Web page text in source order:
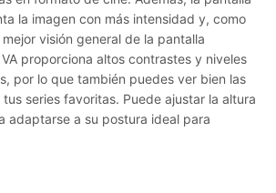
la imagen con más intensidad y, como
visión general de la pantalla
proporciona altos contrastes y niveles
por lo que también puedes ver bien las
series favoritas. Puede ajustar la altura
adaptarse a su postura ideal para